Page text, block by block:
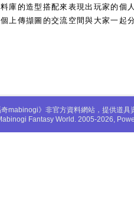
料庫的造型搭配來表現出玩家的個
個上傳擷圖的交流空間與大家一起
mabinogi》非官方資料網站，提供道
Fantasy World. 2005-2026,